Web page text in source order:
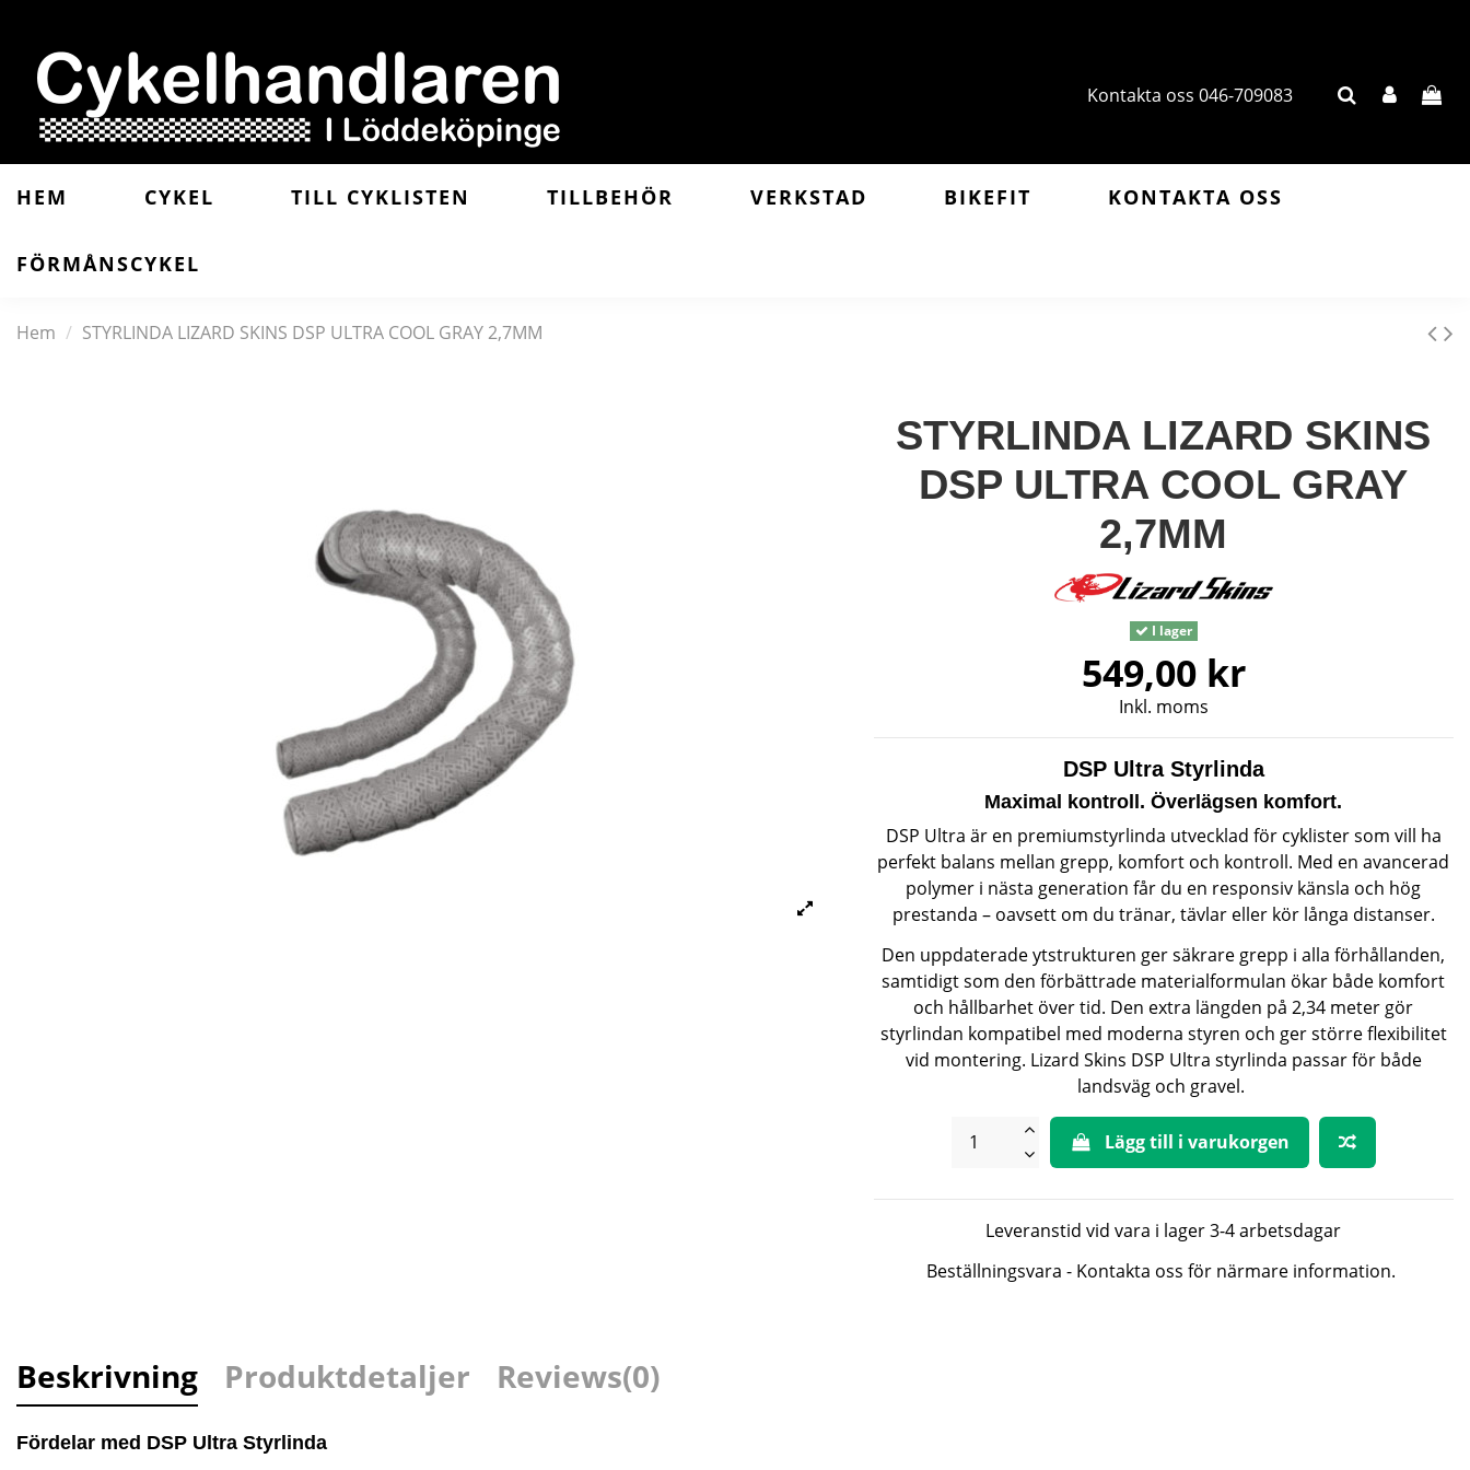
Kontakta oss 046-709083
HEM CYKEL TILL CYKLISTEN TILLBEHÖR VERKSTAD BIKEFIT KONTAKTA OSS
FÖRMÅNSCYKEL
Hem STYRLINDA LIZARD SKINS DSP ULTRA COOL GRAY 2,7MM
STYRLINDA LIZARD SKINS
DSP ULTRA COOL GRAY
2,7MM
I lager
549,00 kr
Inkl. moms
DSP Ultra Styrlinda
Maximal kontroll. Överlägsen komfort.
DSP Ultra är en premiumstyrlinda utvecklad för cyklister som vill ha
perfekt balans mellan grepp, komfort och kontroll. Med en avancerad
polymer i nästa generation får du en responsiv känsla och hög
prestanda – oavsett om du tränar, tävlar eller kör långa distanser.
Den uppdaterade ytstrukturen ger säkrare grepp i alla förhållanden,
samtidigt som den förbättrade materialformulan ökar både komfort
och hållbarhet över tid. Den extra längden på 2,34 meter gör
styrlindan kompatibel med moderna styren och ger större flexibilitet
vid montering. Lizard Skins DSP Ultra styrlinda passar för både
landsväg och gravel.
Lägg till i varukorgen
Leveranstid vid vara i lager 3-4 arbetsdagar
Beställningsvara - Kontakta oss för närmare information.
Beskrivning Produktdetaljer Reviews(0)
Fördelar med DSP Ultra Styrlinda